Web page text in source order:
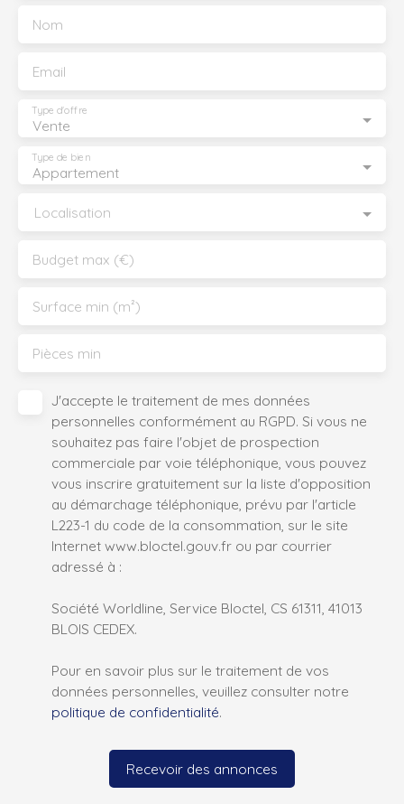
Nom
Email
Vente
Type d'offre
Appartement
Type de bien
Localisation
Budget max (€)
Surface min (m²)
Pièces min
J'accepte le traitement de mes données
personnelles conformément au RGPD. Si vous ne
souhaitez pas faire l'objet de prospection
commerciale par voie téléphonique, vous pouvez
vous inscrire gratuitement sur la liste d'opposition
au démarchage téléphonique, prévu par l'article
L223-1 du code de la consommation, sur le site
Internet www.bloctel.gouv.fr ou par courrier
adressé à :
Société Worldline, Service Bloctel, CS 61311, 41013
BLOIS CEDEX.
Pour en savoir plus sur le traitement de vos
données personnelles, veuillez consulter notre
politique de confidentialité.
Recevoir des annonces